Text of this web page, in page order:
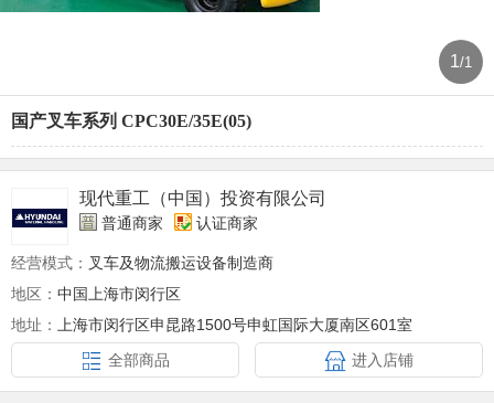
1/1
国产叉车系列 CPC30E/35E(05)
现代重工（中国）投资有限公司
普通商家 认证商家
经营模式： 叉车及物流搬运设备制造商
地区： 中国上海市闵行区
地址：
上海市闵行区申昆路1500号申虹国际大厦南区601室
全部商品
进入店铺